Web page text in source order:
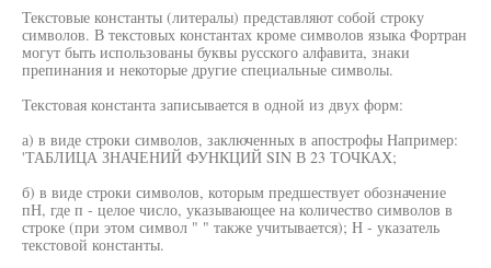
Текстовые константы (литералы) представляют собой строку
символов. В текстовых константах кроме символов языка Фортран
могут быть использованы буквы русского алфавита, знаки
препинания и некоторые другие специальные символы.
Текстовая константа записывается в одной из двух форм:
а) в виде строки символов, заключенных в апострофы Например:
'ТАБЛИЦА ЗНАЧЕНИЙ ФУНКЦИЙ SIN В 23 ТОЧКАХ;
б) в виде строки символов, которым предшествует обозначение
пН, где п - целое число, указывающее на количество символов в
строке (при этом символ " " также учитывается); Н - указатель
текстовой константы.